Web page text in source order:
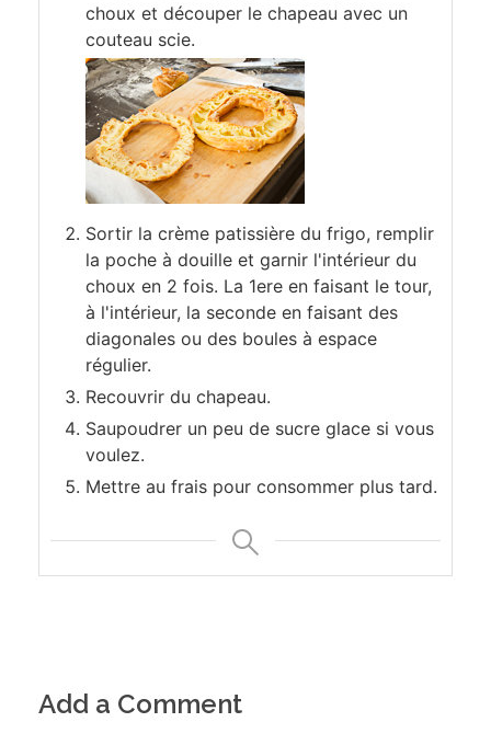
choux et découper le chapeau avec un
couteau scie.
Sortir la crème patissière du frigo, remplir
la poche à douille et garnir l'intérieur du
choux en 2 fois. La 1ere en faisant le tour,
à l'intérieur, la seconde en faisant des
diagonales ou des boules à espace
régulier.
Recouvrir du chapeau.
Saupoudrer un peu de sucre glace si vous
voulez.
Mettre au frais pour consommer plus tard.
Add a Comment